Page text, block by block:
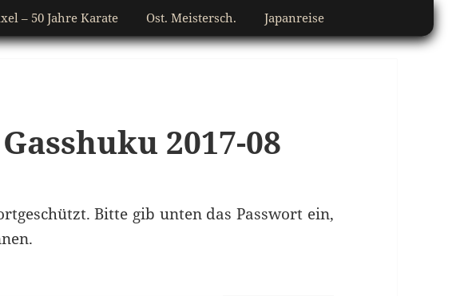
– 50 Jahre Karate Ost. Meistersch. Japanreise
2017-08
Bitte gib unten das Passwort ein,